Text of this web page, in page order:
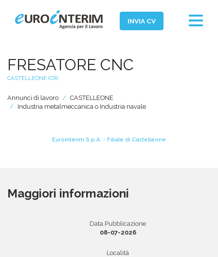
INVIA CV
Toggle
Chi Siamo
Persone
Domande e Risposte
FRESATORE CNC
CASTELLEONE (CR)
Annunci di lavoro
CASTELLEONE
Industria metalmeccanica o Industria navale
Eurointerim S.p.A. - Filiale di Castelleone
Maggiori informazioni
Data Pubblicazione
08-07-2026
Località